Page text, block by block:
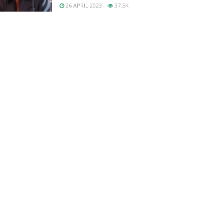
26 APRIL 2023 37.5K